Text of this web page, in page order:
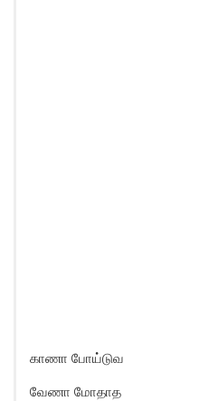
காணா போய்டுவ
வேணா மோதாத